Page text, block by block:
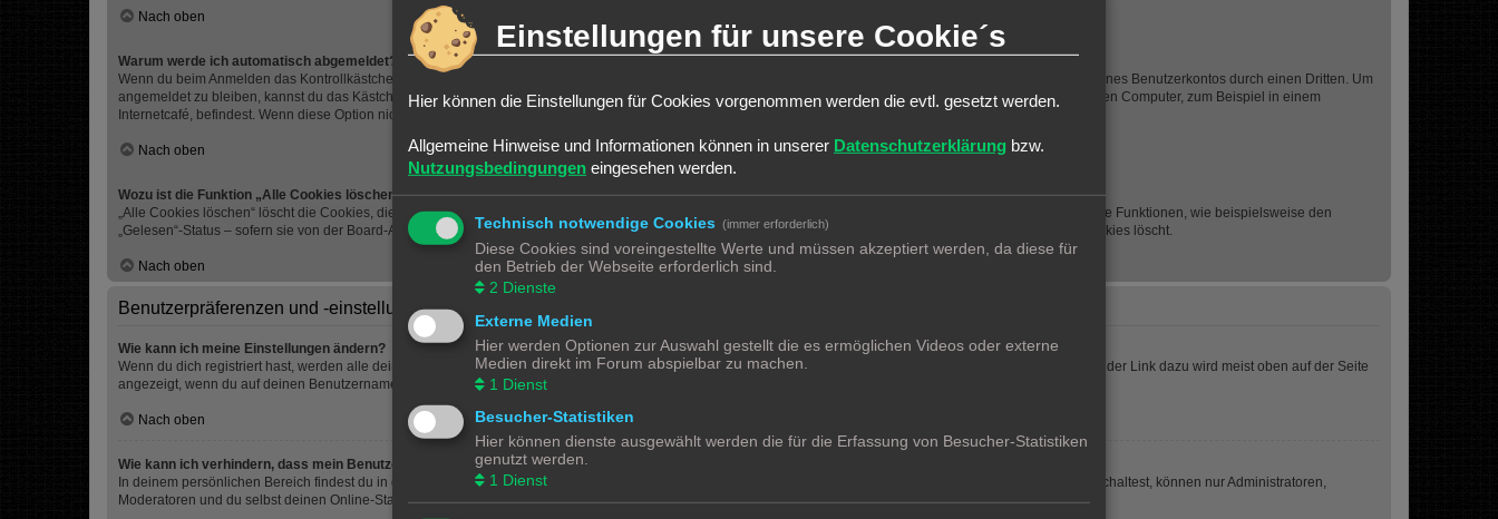
Nach oben
Warum werde ich automatisch abgemeldet?
Wenn du beim Anmelden das Kontrollkästchen „Angemeldet bleiben“ nicht auswählst, wirst du nur für eine Sitzung angemeldet. Dies verhindert den Missbrauch deines Benutzerkontos durch einen Dritten. Um
angemeldet zu bleiben, kannst du das Kästchen „Angemeldet bleiben“ beim Anmelden auswählen. Dies ist nicht empfehlenswert, wenn du dich an einem öffentlichen Computer, zum Beispiel in einem
Internetcafé, befindest. Wenn diese Option nicht zur Verfügung steht, dann wurde sie vermutlich von der Board-Administration ausgeschaltet.
Nach oben
Wozu ist die Funktion „Alle Cookies löschen“?
„Alle Cookies löschen“ löscht die Cookies, die phpBB erstellt hat und die dafür sorgen, dass du im Forum angemeldet bleibst. Außerdem ermöglichen Cookies einige Funktionen, wie beispielsweise den
„Gelesen“-Status – sofern sie von der Board-Administration aktiviert wurden. Wenn du Probleme bei der An- oder Abmeldung hast, kann es helfen, wenn du die Cookies löscht.
Nach oben
Benutzerpräferenzen und -einstellungen
Wie kann ich meine Einstellungen ändern?
Wenn du dich registriert hast, werden alle deine Einstellungen in der Datenbank des Boards gespeichert. Um diese zu ändern, gehe in den „Persönlichen Bereich“; der Link dazu wird meist oben auf der Seite
angezeigt, wenn du auf deinen Benutzernamen klickst. Dort kannst du alle deine Einstellungen ändern.
Nach oben
Wie kann ich verhindern, dass mein Benutzername in der Online-Liste auftaucht?
In deinem persönlichen Bereich findest du in den Einstellungen eine Option „Meinen Online-Status während dieser Sitzung verbergen“. Wenn du diese Option einschaltest, können nur Administratoren,
Moderatoren und du selbst deinen Online-Status sehen. Du wirst dann als unsichtbarer Besucher gezählt.
Einstellungen für unsere Cookie´s
Hier können die Einstellungen für Cookies vorgenommen werden die evtl. gesetzt werden.
Allgemeine Hinweise und Informationen können in unserer Datenschutzerklärung bzw.
Nutzungsbedingungen eingesehen werden.
Technisch notwendige Cookies (immer erforderlich)
Diese Cookies sind voreingestellte Werte und müssen akzeptiert werden, da diese für
den Betrieb der Webseite erforderlich sind.
2 Dienste
Externe Medien
Hier werden Optionen zur Auswahl gestellt die es ermöglichen Videos oder externe
Medien direkt im Forum abspielbar zu machen.
1 Dienst
Besucher-Statistiken
Hier können dienste ausgewählt werden die für die Erfassung von Besucher-Statistiken
genutzt werden.
1 Dienst